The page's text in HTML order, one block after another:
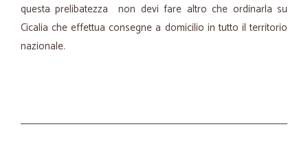
questa prelibatezza non devi fare altro che ordinarla su
Cicalia che effettua consegne a domicilio in tutto il territorio
nazionale.